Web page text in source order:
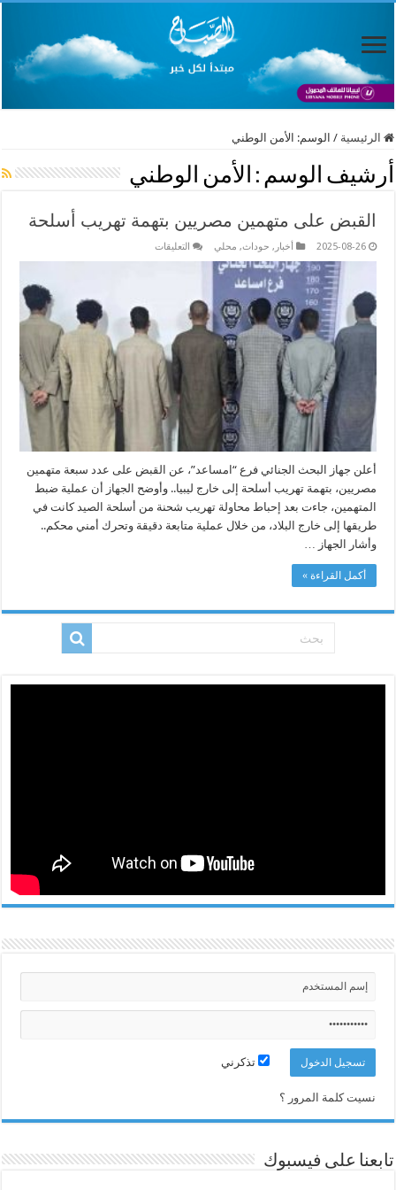
الرئيسية / الوسم: الأمن الوطني
أرشيف الوسم : الأمن الوطني
القبض على متهمين مصريين بتهمة تهريب أسلحة
2025-08-26 أخبار , حوداث, محلي التعليقات
بتهمة
تهريب
أسلحة
مغلقة
أعلن جهاز البحث الجنائي فرع “امساعد”، عن القبض على عدد سبعة متهمين
مصريين، بتهمة تهريب أسلحة إلى خارج ليبيا.. وأوضح الجهاز أن عملية ضبط
المتهمين، جاءت بعد إحباط محاولة تهريب شحنة من أسلحة الصيد كانت في
طريقها إلى خارج البلاد، من خلال عملية متابعة دقيقة وتحرك أمني محكم..
وأشار الجهاز …
أكمل القراءة »
تذكرني
نسيت كلمة المرور ؟
تابعنا على فيسبوك